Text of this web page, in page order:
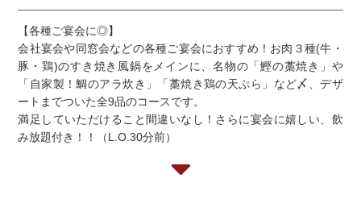
【各種ご宴会に◎】
会社宴会や同窓会などの各種ご宴会におすすめ！お肉３種(牛・
豚・鶏)のすき焼き風鍋をメインに、名物の「鰹の藁焼き」や
「自家製！鯛のアラ炊き」「藁焼き鶏の天ぷら」など〆、デザ
ートまでついた全9品のコースです。
満足していただけること間違いなし！さらに宴会に嬉しい、飲
み放題付き！！（L.O.30分前）